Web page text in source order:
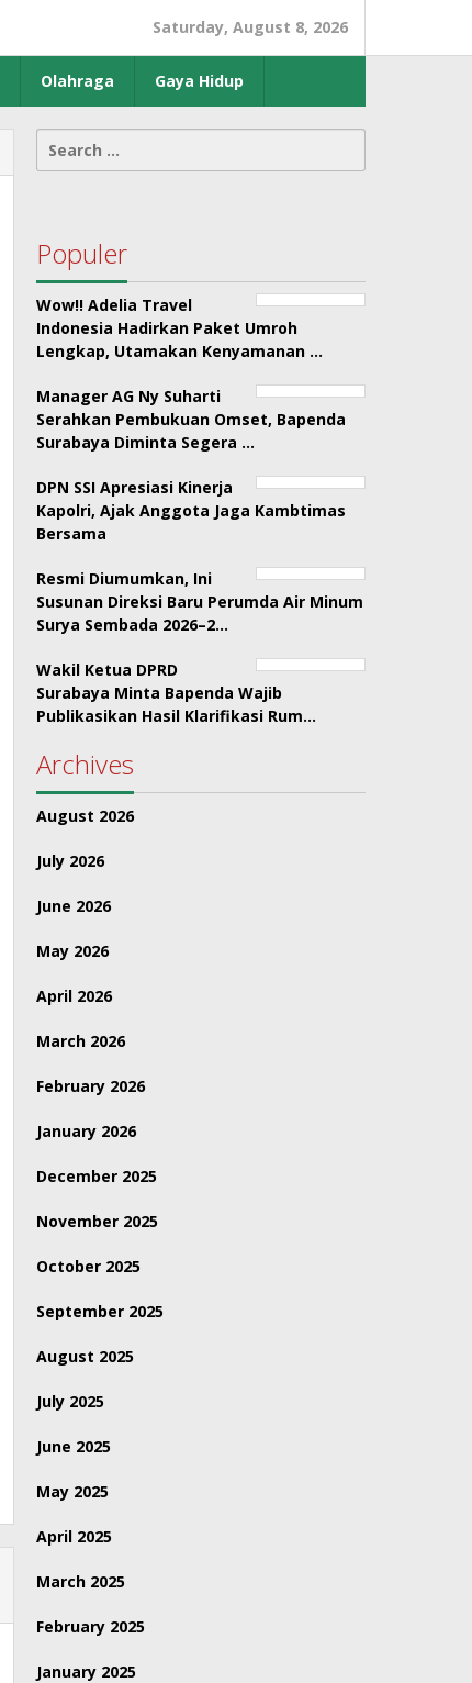
Saturday, August 8, 2026
Olahraga Gaya Hidup
Search
for:
Populer
Wow!! Adelia Travel
Indonesia Hadirkan Paket Umroh
Lengkap, Utamakan Kenyamanan …
Manager AG Ny Suharti
Serahkan Pembukuan Omset, Bapenda
Surabaya Diminta Segera …
DPN SSI Apresiasi Kinerja
Kapolri, Ajak Anggota Jaga Kambtimas
Bersama
Resmi Diumumkan, Ini
Susunan Direksi Baru Perumda Air Minum
Surya Sembada 2026–2…
Wakil Ketua DPRD
Surabaya Minta Bapenda Wajib
Publikasikan Hasil Klarifikasi Rum…
Archives
August 2026
July 2026
June 2026
May 2026
April 2026
March 2026
February 2026
January 2026
December 2025
November 2025
October 2025
September 2025
August 2025
July 2025
June 2025
May 2025
April 2025
March 2025
February 2025
January 2025